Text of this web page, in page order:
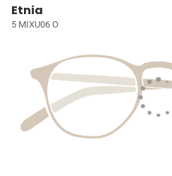
Etnia
5 MIXU06 O